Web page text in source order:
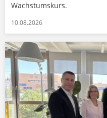
Wachstumskurs.
10.08.2026